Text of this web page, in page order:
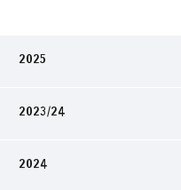
2025
2023/24
2024